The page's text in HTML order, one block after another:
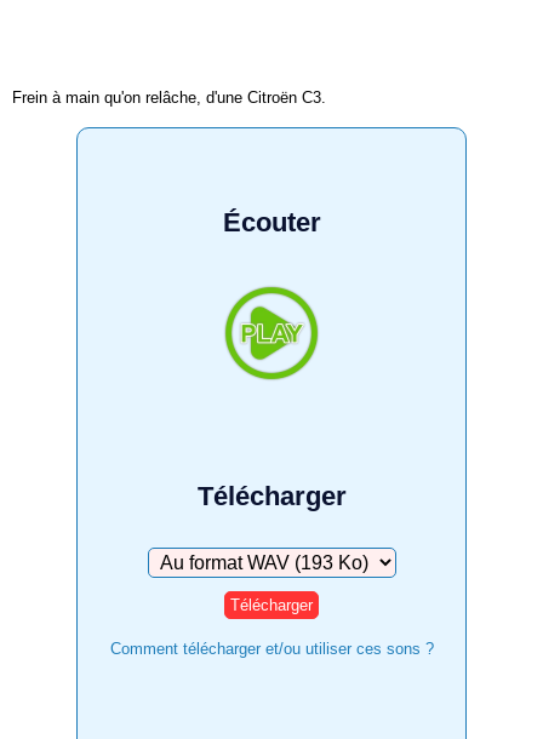
Frein à main qu'on relâche, d'une Citroën C3.
Écouter
Télécharger
Télécharger
Comment télécharger et/ou utiliser ces sons ?